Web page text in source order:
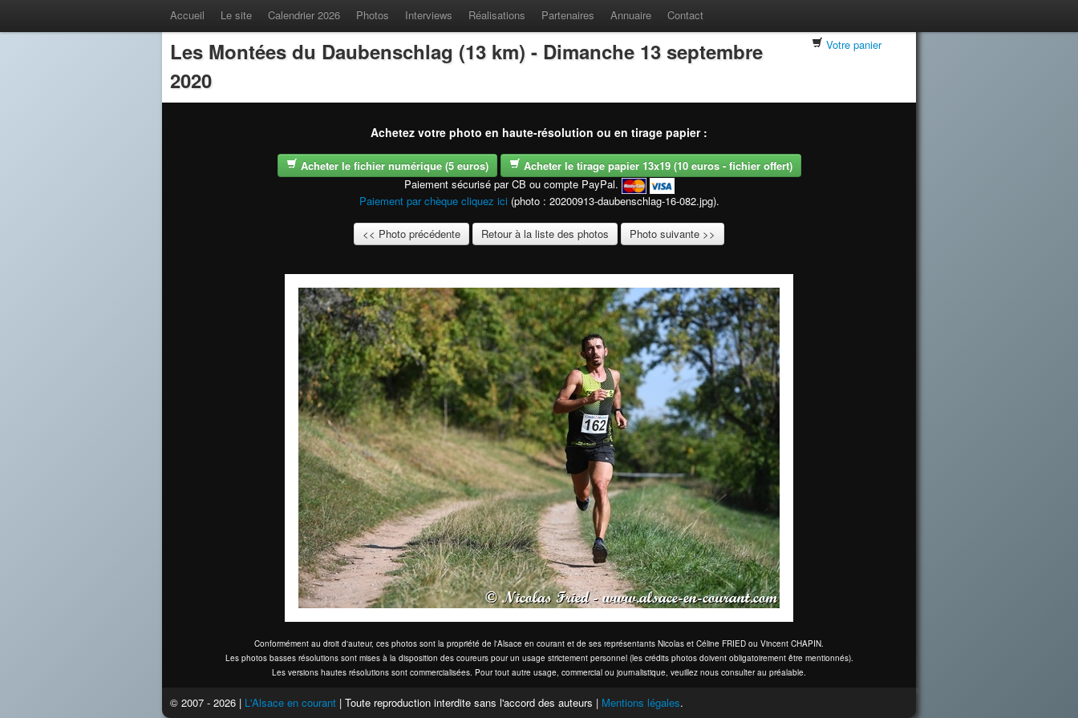
Accueil Le site Calendrier 2026 Photos Interviews Réalisations Partenaires Annuaire Contact
Les Montées du Daubenschlag (13 km) - Dimanche 13 septembre
2020
Votre panier
Achetez votre photo en haute-résolution ou en tirage papier :
Acheter le fichier numérique (5 euros)
Acheter le tirage papier 13x19 (10 euros - fichier offert)
Paiement sécurisé par CB ou compte PayPal.
Paiement par chèque cliquez ici (photo : 20200913-daubenschlag-16-082.jpg).
<< Photo précédente Retour à la liste des photos Photo suivante >>
Conformément au droit d'auteur, ces photos sont la propriété de l'Alsace en courant et de ses représentants Nicolas et Céline FRIED ou Vincent CHAPIN.
Les photos basses résolutions sont mises à la disposition des coureurs pour un usage strictement personnel (les crédits photos doivent obligatoirement être mentionnés).
Les versions hautes résolutions sont commercialisées. Pour tout autre usage, commercial ou journalistique, veuillez nous consulter au préalable.
© 2007 - 2026 | L'Alsace en courant | Toute reproduction interdite sans l'accord des auteurs | Mentions légales.